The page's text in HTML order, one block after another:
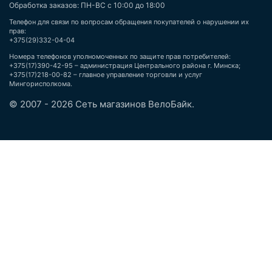
Обработка заказов: ПН-ВС с 10:00 до 18:00
Телефон для связи по вопросам обращения покупателей о нарушении их
прав:
+375(29)332-04-04
Номера телефонов уполномоченных по защите прав потребителей:
+375(17)390-42-95 – администрация Центрального района г. Минска;
+375(17)218-00-82 – главное управление торговли и услуг
Мингорисполкома.
© 2007 - 2026 Сеть магазинов ВелоБайк.